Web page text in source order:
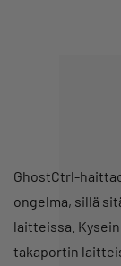
GhostCtrl-
ongelma, sillä
laitteissa.
takaportin